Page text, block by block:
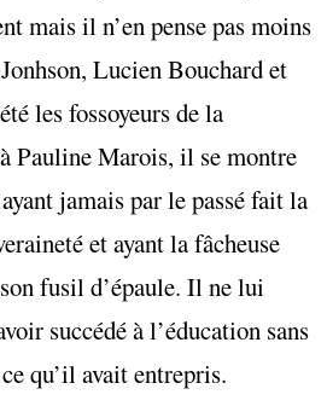
mais il n’en pense pas moins
Lucien Bouchard et
les fossoyeurs de la
Pauline Marois, il se montre
jamais par le passé fait la
et ayant la fâcheuse
fusil d’épaule. Il ne lui
succédé à l’éducation sans
qu’il avait entrepris.